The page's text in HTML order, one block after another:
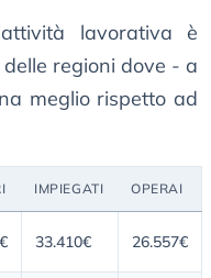
lavorativa è
regioni dove - a
meglio rispetto ad
IMPIEGATI OPERAI
33.410€ 26.557€